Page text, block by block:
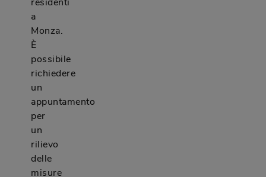
residenti
a
Monza.
È
possibile
richiedere
un
appuntamento
per
un
rilievo
delle
misure